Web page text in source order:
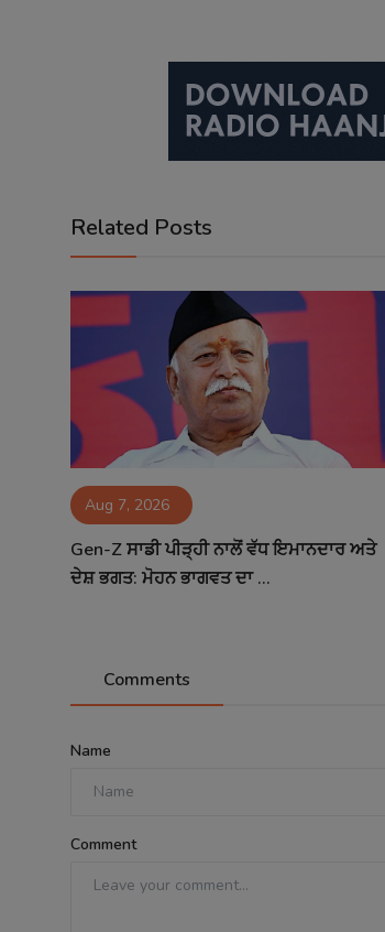
Related Posts
Aug 7, 2026
Gen-Z ਸਾਡੀ ਪੀੜ੍ਹੀ ਨਾਲੋਂ ਵੱਧ ਇਮਾਨਦਾਰ ਅਤੇ
ਦੇਸ਼ ਭਗਤ: ਮੋਹਨ ਭਾਗਵਤ ਦਾ ...
Comments
Name
Comment